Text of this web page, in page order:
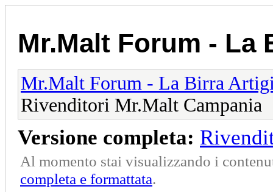
Mr.Malt Forum - La
Mr.Malt Forum - La Birra
Rivenditori Mr.Malt Campania
Versione completa:
Al momento stai visualizzando i
completa e formattata.